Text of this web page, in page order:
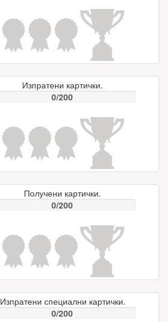
Изпратени картички.
0/200
Получени картички.
0/200
Изпратени специални картички.
0/200